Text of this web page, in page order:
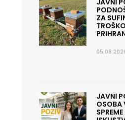
JAVNI
ZA
JAVNI
OSOBA